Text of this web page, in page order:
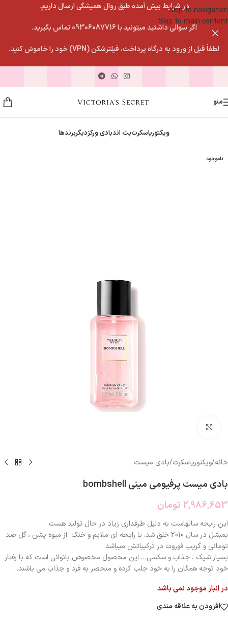
Skip to navigation
Skip to main content
در شرایط پیش آمده طبق روال همیشگی ارسال داریم.
اگر سوالی داشتید میتونید با 09306087716 تماس بگیرید.
لطفاً قبل از ورود به درگاه پرداخت، فیلترشکن (VPN) خود را خاموش کنید.
منو
ویکتوریاسکرتبث اندبادی ورکزدیگربرندها
ناموجود
خانه/ویکتوریاسکرت/بادی میست
بادی میست پرفیومی مینی bombshell
2,986,653 تومان
این رایحه سالهاست به دلیل طرفداری زیاد در حال تولید هست.
بمبشل در سال 2010 خلق شد. با رایحه ای ملایم و خنک از میوه پشن ، گل صد
تومانی و گریپ فوروت در ترکیباتش میباشد
بسيار شيك ، جذاب و سكسي… این محصول مخصوص بانوانی است که با رفتار
خود توجه همگان را به خود جلب کرده و منحصر به فرد و جذاب می باشند.‎
در انبار موجود نمی باشد
افزودن به علاقه مندی